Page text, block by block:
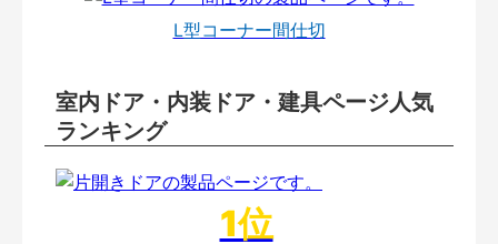
L型コーナー間仕切
室内ドア・内装ドア・建具ページ人気
ランキング